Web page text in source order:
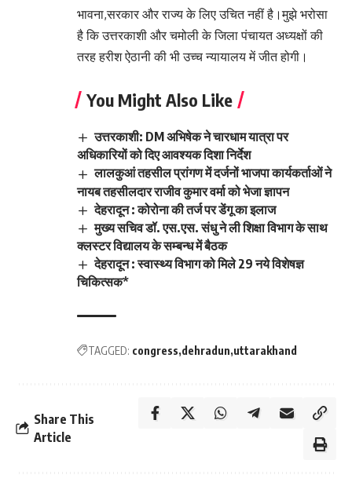
भावना,सरकार और राज्य के लिए उचित नहीं है।मुझे भरोसा
है कि उत्तरकाशी और चमोली के जिला पंचायत अध्यक्षों की
तरह हरीश ऐठानी की भी उच्च न्यायालय में जीत होगी।
You Might Also Like
उत्तरकाशी: DM अभिषेक ने चारधाम यात्रा पर
अधिकारियों को दिए आवश्यक दिशा निर्देश
लालकुआं तहसील प्रांगण में दर्जनों भाजपा कार्यकर्ताओं ने
नायब तहसीलदार राजीव कुमार वर्मा को भेजा ज्ञापन
देहरादून : कोरोना की तर्ज पर डेंगू का इलाज
मुख्य सचिव डॉ. एस.एस. संधु ने ली शिक्षा विभाग के साथ
क्लस्टर विद्यालय के सम्बन्ध में बैठक
देहरादून : स्वास्थ्य विभाग को मिले 29 नये विशेषज्ञ
चिकित्सक*
TAGGED: congress dehradun uttarakhand
Share This
Article